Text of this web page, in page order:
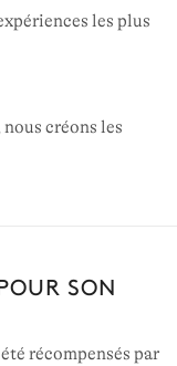
les plus
créons les
SON
récompensés par